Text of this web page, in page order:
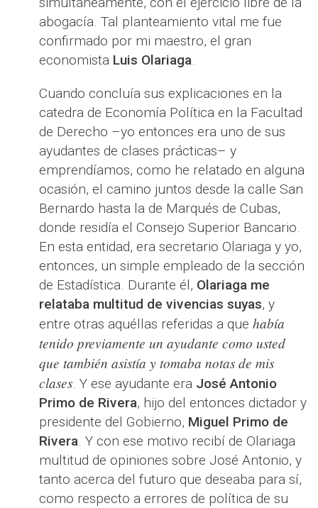
abogacía. Tal planteamiento vital me fue
confirmado por mi maestro, el gran
economista Luis Olariaga.
Cuando concluía sus explicaciones en la
catedra de Economía Política en la Facultad
de Derecho –yo entonces era uno de sus
ayudantes de clases prácticas– y
emprendíamos, como he relatado en alguna
ocasión, el camino juntos desde la calle San
Bernardo hasta la de Marqués de Cubas,
donde residía el Consejo Superior Bancario.
En esta entidad, era secretario Olariaga y yo,
entonces, un simple empleado de la sección
de Estadística. Durante él, Olariaga me
relataba multitud de vivencias suyas, y
entre otras aquéllas referidas a que había
tenido previamente un ayudante como usted
que también asistía y tomaba notas de mis
clases. Y ese ayudante era José Antonio
Primo de Rivera, hijo del entonces dictador y
presidente del Gobierno, Miguel Primo de
Rivera. Y con ese motivo recibí de Olariaga
multitud de opiniones sobre José Antonio, y
tanto acerca del futuro que deseaba para sí,
como respecto a errores de política de su